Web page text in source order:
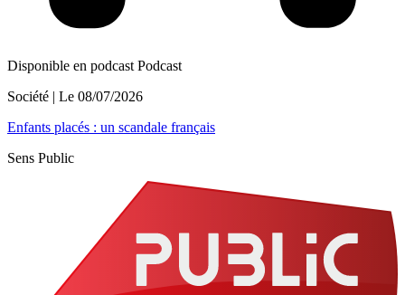
Disponible en podcast Podcast
Société | Le 08/07/2026
Enfants placés : un scandale français
Sens Public